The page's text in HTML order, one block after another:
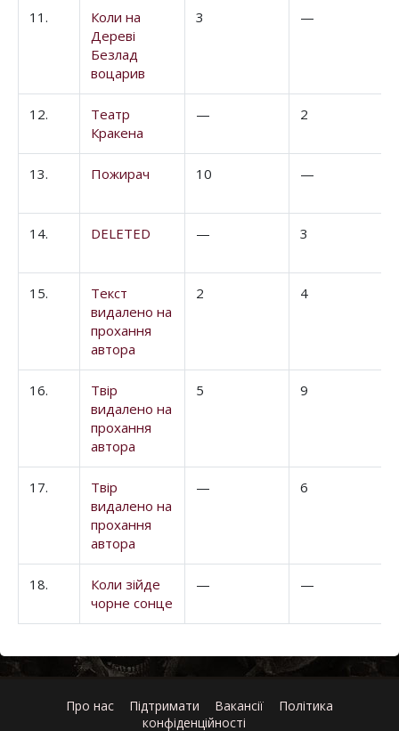
11.
Коли на
Дереві
Безлад
воцарив
3 —
12.
Театр
Кракена
— 2
13. Пожирач 10 —
14. DELETED — 3
15.
Текст
видалено на
прохання
автора
2 4
16.
Твір
видалено на
прохання
автора
5 9
17.
Твір
видалено на
прохання
автора
— 6
18.
Коли зійде
чорне сонце
— —
Про нас Підтримати Вакансії
Політика
конфіденційності